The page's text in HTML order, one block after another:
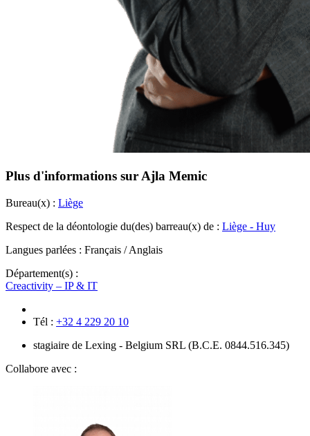
Plus d'informations sur Ajla Memic
Bureau(x) : Liège
Respect de la déontologie du(des) barreau(x) de : Liège - Huy
Langues parlées : Français / Anglais
Département(s) :
Creactivity – IP & IT
Tél : +32 4 229 20 10
stagiaire de Lexing - Belgium SRL (B.C.E. 0844.516.345)
Collabore avec :